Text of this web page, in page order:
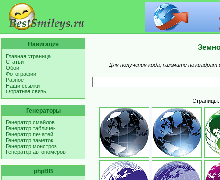
Навигация
Главная страница
Статьи
Обои
Фотографии
Разное
Наши ссылки
Обратная связь
Генераторы
Генератор смайлов
Генератор табличек
Генератор печатей
Генератор заметок
Генератор монстров
Генератор автономеров
phpBB
Для получения кода, нажмите на
Страницы: